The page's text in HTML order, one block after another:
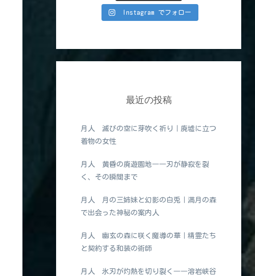
Instagram でフォロー
最近の投稿
月人 滅びの空に芽吹く祈り｜廃墟に立つ
着物の女性
月人 黄昏の廃遊園地――刃が静寂を裂
く、その瞬間まで
月人 月の三姉妹と幻影の白兎｜満月の森
で出会った神秘の案内人
月人 幽玄の森に咲く魔導の華｜精霊たち
と契約する和装の術師
月人 氷刃が灼熱を切り裂く――溶岩峡谷